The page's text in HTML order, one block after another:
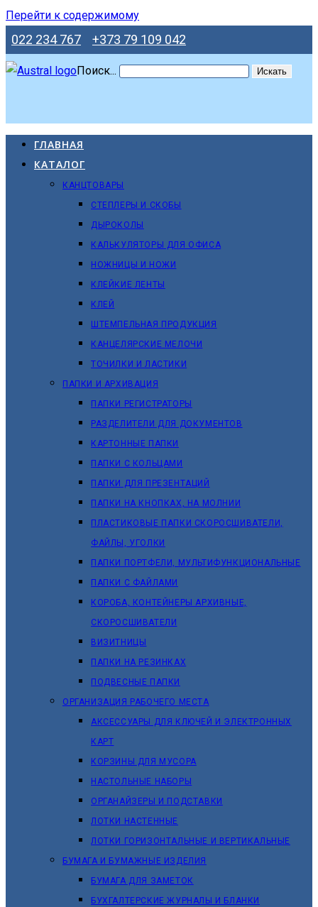
Перейти к содержимому
022 234 767 +373 79 109 042
Поиск... Искать
ГЛАВНАЯ
КАТАЛОГ
КАНЦТОВАРЫ
СТЕПЛЕРЫ И СКОБЫ
ДЫРОКОЛЫ
КАЛЬКУЛЯТОРЫ ДЛЯ ОФИСА
НОЖНИЦЫ И НОЖИ
КЛЕЙКИЕ ЛЕНТЫ
КЛЕЙ
ШТЕМПЕЛЬНАЯ ПРОДУКЦИЯ
КАНЦЕЛЯРСКИЕ МЕЛОЧИ
ТОЧИЛКИ И ЛАСТИКИ
ПАПКИ И АРХИВАЦИЯ
ПАПКИ РЕГИСТРАТОРЫ
РАЗДЕЛИТЕЛИ ДЛЯ ДОКУМЕНТОВ
КАРТОННЫЕ ПАПКИ
ПАПКИ С КОЛЬЦАМИ
ПАПКИ ДЛЯ ПРЕЗЕНТАЦИЙ
ПАПКИ НА КНОПКАХ, НА МОЛНИИ
ПЛАСТИКОВЫЕ ПАПКИ СКОРОСШИВАТЕЛИ,
ФАЙЛЫ, УГОЛКИ
ПАПКИ ПОРТФЕЛИ, МУЛЬТИФУНКЦИОНАЛЬНЫЕ
ПАПКИ С ФАЙЛАМИ
КОРОБА, КОНТЕЙНЕРЫ АРХИВНЫЕ,
СКОРОСШИВАТЕЛИ
ВИЗИТНИЦЫ
ПАПКИ НА РЕЗИНКАХ
ПОДВЕСНЫЕ ПАПКИ
ОРГАНИЗАЦИЯ РАБОЧЕГО МЕСТА
АКСЕССУАРЫ ДЛЯ КЛЮЧЕЙ И ЭЛЕКТРОННЫХ
КАРТ
КОРЗИНЫ ДЛЯ МУСОРА
НАСТОЛЬНЫЕ НАБОРЫ
ОРГАНАЙЗЕРЫ И ПОДСТАВКИ
ЛОТКИ НАСТЕННЫЕ
ЛОТКИ ГОРИЗОНТАЛЬНЫЕ И ВЕРТИКАЛЬНЫЕ
БУМАГА И БУМАЖНЫЕ ИЗДЕЛИЯ
БУМАГА ДЛЯ ЗАМЕТОК
БУХГАЛТЕРСКИЕ ЖУРНАЛЫ И БЛАНКИ